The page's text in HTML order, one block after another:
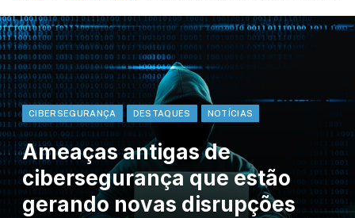
CIBERSEGURANÇA DESTAQUES NOTÍCIAS
Ameaças antigas de
cibersegurança que estão
gerando novas disrupções